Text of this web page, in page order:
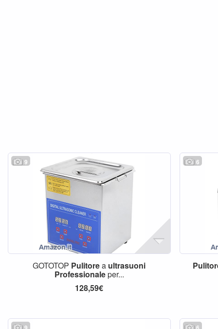
9
GOTOTOP Pulitorea ultrasuoni
Professionaleper...
128,59€
6